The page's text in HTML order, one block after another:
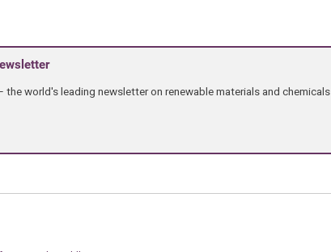
world's leading newsletter on renewable materials and chemicals